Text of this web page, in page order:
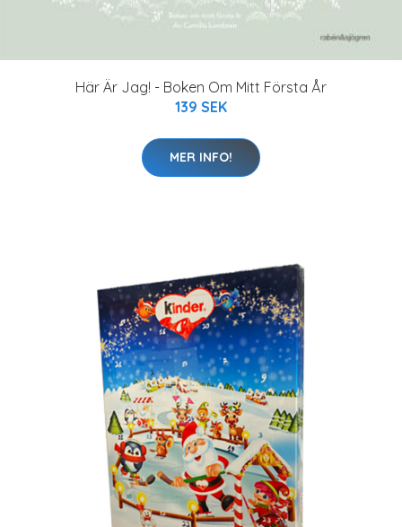
Här Är Jag! - Boken Om Mitt Första År
139 SEK
MER INFO!